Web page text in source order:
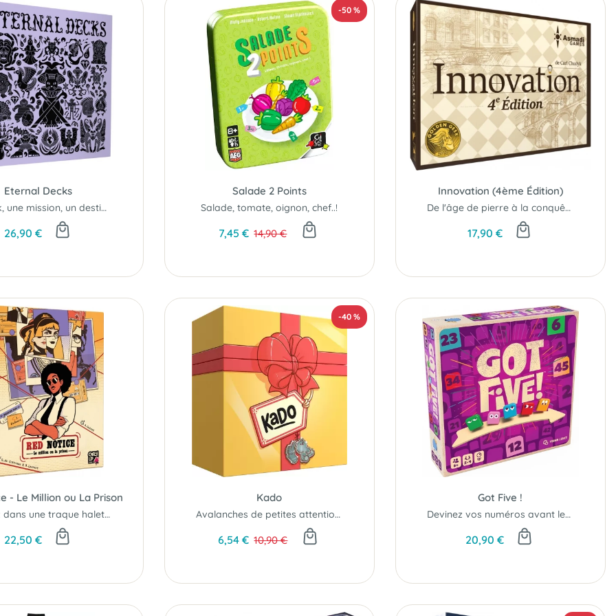
Eternal Decks
Un deck, une mission, un destin commun
26,90 €
-50 %
Salade 2 Points
Salade, tomate, oignon, chef..!
7,45 € 14,90 €
Innovation (4ème Édition)
De l'âge de pierre à la conquête spatiale...
17,90 €
- Le Million ou La Prison
Plongez dans une traque haletante aux 4 coins de la planète !
22,50 €
-40 %
Kado
Avalanches de petites attentions pour les fêtes de fin d'année !
6,54 € 10,90 €
Got Five !
Devinez vos numéros avant les autres !
20,90 €